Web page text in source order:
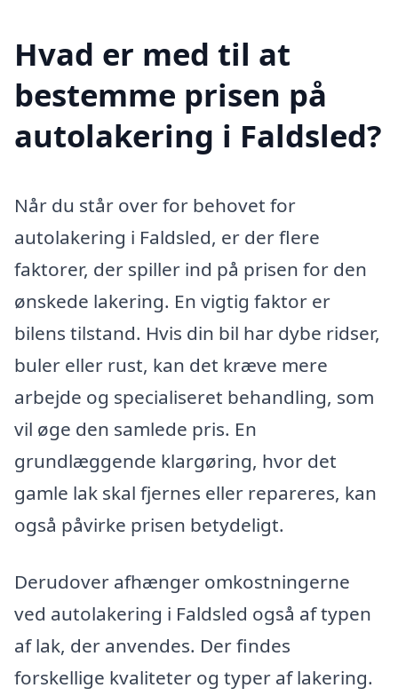
Hvad er med til at
bestemme prisen på
autolakering i Faldsled?
Når du står over for behovet for
autolakering i Faldsled, er der flere
faktorer, der spiller ind på prisen for den
ønskede lakering. En vigtig faktor er
bilens tilstand. Hvis din bil har dybe ridser,
buler eller rust, kan det kræve mere
arbejde og specialiseret behandling, som
vil øge den samlede pris. En
grundlæggende klargøring, hvor det
gamle lak skal fjernes eller repareres, kan
også påvirke prisen betydeligt.
Derudover afhænger omkostningerne
ved autolakering i Faldsled også af typen
af lak, der anvendes. Der findes
forskellige kvaliteter og typer af lakering.